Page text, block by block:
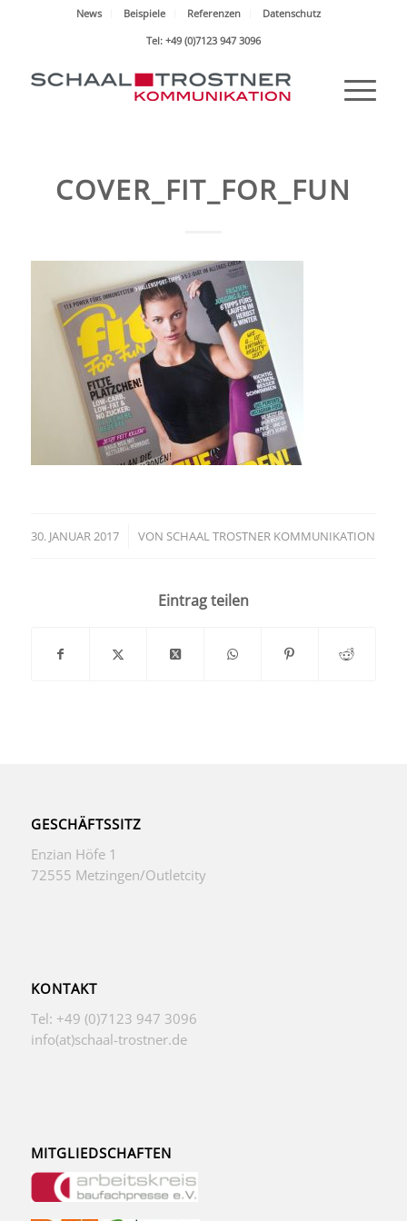
News Beispiele Referenzen
Datenschutz
Tel: +49 (0)7123 947 3096
COVER_FIT_FOR_FUN
30. JANUAR 2017
/ VON SCHAAL TROSTNER KOMMUNIKATION
Eintrag teilen
GESCHÄFTSSITZ
Enzian Höfe 1
72555 Metzingen/Outletcity
KONTAKT
Tel: +49 (0)7123 947 3096
info(at)schaal-trostner.de
MITGLIEDSCHAFTEN